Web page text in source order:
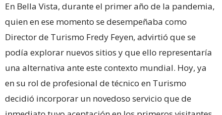
En Bella Vista, durante el primer año de la pandemia,
quien en ese momento se desempeñaba como
Director de Turismo Fredy Feyen, advirtió que se
podía explorar nuevos sitios y que ello representaría
una alternativa ante este contexto mundial. Hoy, ya
en su rol de profesional de técnico en Turismo
decidió incorporar un novedoso servicio que de